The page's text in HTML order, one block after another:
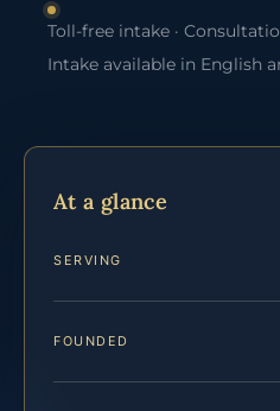
Toll-free intake ·
Intake available in English
At a glance
SERVING
FOUNDED